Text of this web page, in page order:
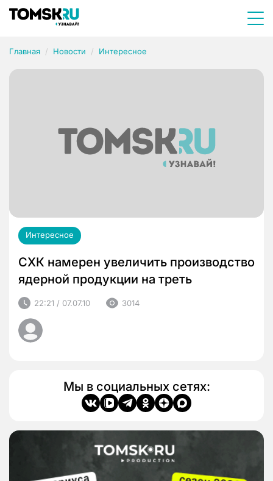
Главная Новости Интересное
Интересное
СХК намерен увеличить производство
ядерной продукции на треть
22:21 / 07.07.10 3014
Мы в социальных сетях: